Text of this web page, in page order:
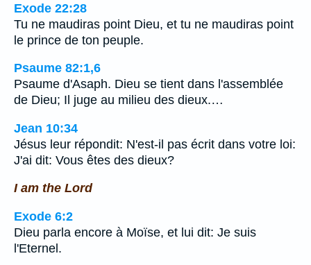
Exode 22:28
Tu ne maudiras point Dieu, et tu ne maudiras point
le prince de ton peuple.
Psaume 82:1,6
Psaume d'Asaph. Dieu se tient dans l'assemblée
de Dieu; Il juge au milieu des dieux.…
Jean 10:34
Jésus leur répondit: N'est-il pas écrit dans votre loi:
J'ai dit: Vous êtes des dieux?
I am the Lord
Exode 6:2
Dieu parla encore à Moïse, et lui dit: Je suis
l'Eternel.